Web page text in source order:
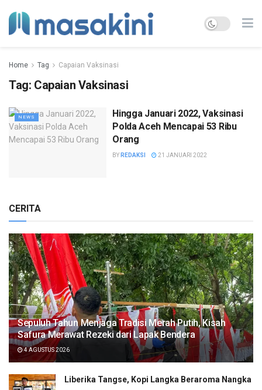
Home Tag Capaian Vaksinasi
Tag: Capaian Vaksinasi
NEWS
Hingga Januari 2022, Vaksinasi
Polda Aceh Mencapai 53 Ribu
Orang
BY REDAKSI 21 JANUARI 2022
CERITA
Sepuluh Tahun Menjaga Tradisi Merah Putih, Kisah
Safura Merawat Rezeki dari Lapak Bendera
4 AGUSTUS 2026
Liberika Tangse, Kopi Langka Beraroma Nangka